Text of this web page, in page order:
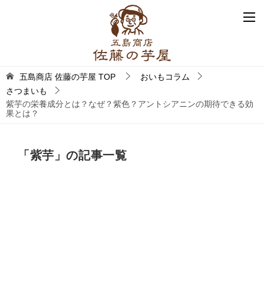
五島商店 佐藤の芋屋 TOP
おいもコラム
さつまいも
紫芋の栄養成分とは？なぜ？紫色？アントシアニンの期待できる効
果とは？
「紫芋」の記事一覧